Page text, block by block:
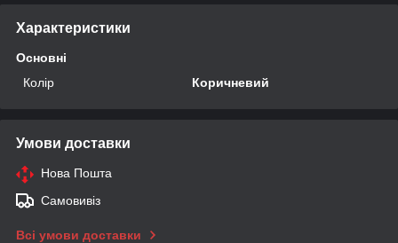
Характеристики
Основні
Колір
Коричневий
Умови доставки
Нова Пошта
Самовивіз
Всі умови доставки